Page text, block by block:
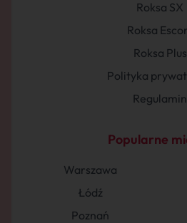
Roksa SX
Roksa
Roksa Plus
Polityka
Regulamin
Popularne
Warszawa
Łódź
Poznań